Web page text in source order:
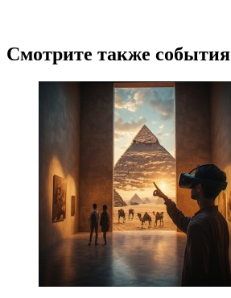
Смотрите также события